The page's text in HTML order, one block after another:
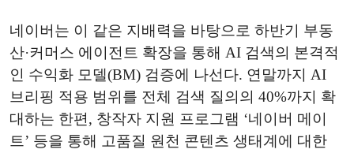
네이버는 이 같은 지배력을 바탕으로 하반기 부동
산·커머스 에이전트 확장을 통해 AI 검색의 본격적
인 수익화 모델(BM) 검증에 나선다. 연말까지 AI
브리핑 적용 범위를 전체 검색 질의의 40%까지 확
대하는 한편, 창작자 지원 프로그램 ‘네이버 메이
트’ 등을 통해 고품질 원천 콘텐츠 생태계에 대한